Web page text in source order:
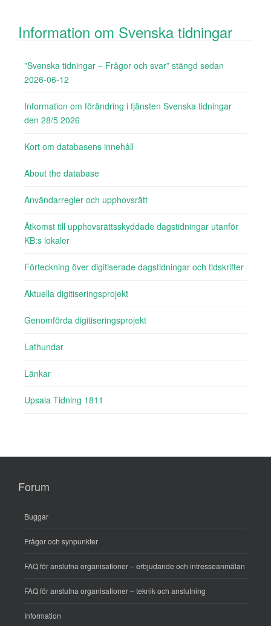
Information om Svenska tidningar
”Svenska tidningar – Frågor och svar” stängd sedan
2026-06-12
Information om förändring i tjänsten Svenska tidningar
den 28/5 2026
Kort om databasens innehåll
About the database
Användarregler och upphovsrätt
Åtkomst till upphovsrättsskyddade dagstidningar utanför
KB:s lokaler
Förteckning över digitiserade dagstidningar och tidskrifter
Aktuella digitiseringsprojekt
Genomförda digitiseringsprojekt
Lathundar
Länkar
Upsala Tidning 1811
Forum
Buggar
Frågor och synpunkter
FAQ för anslutna organisationer – erbjudande och intresseanmälan
FAQ för anslutna organisationer – teknik och anslutning
Information